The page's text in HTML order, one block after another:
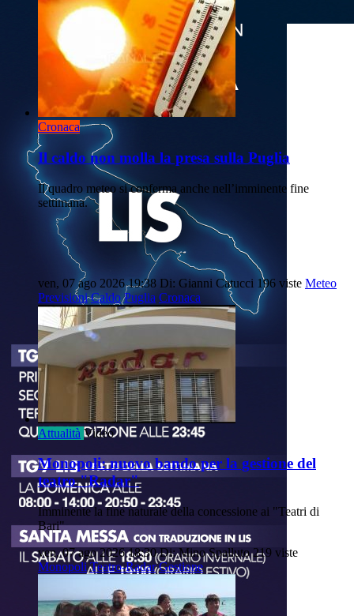
Cronaca
Il caldo non molla la presa sulla Puglia
Il quadro meteo si conferma anche nell’imminente fine
settimana.
ven, 07 ago 2026 19:38 Di: Gianni Catucci 196 viste Meteo
Previsioni Caldo Puglia Cronaca
Attualità Video
Monopoli: nuovo bando per la gestione del
teatro "Radar"
Imminente la fine naturale della concessione ai "Teatri di
Bari"
ven, 07 ago 2026 18:30 Di: Mino Spalluto 219 viste
Monopoli Teatro-Radar Gestione